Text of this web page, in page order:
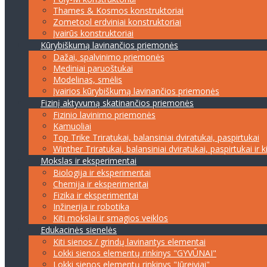
Thames & Kosmos konstruktoriai
Zometool erdviniai konstruktoriai
Įvairūs konstruktoriai
Kūrybiškumą lavinančios priemonės
Dažai, spalvinimo priemonės
Mediniai paruoštukai
Modelinas, smėlis
Įvairios kūrybiškumą lavinančios priemonės
Fizinį aktyvumą skatinančios priemonės
Fizinio lavinimo priemonės
Kamuoliai
Top Trike Triratukai, balansiniai dviratukai, paspirtukai
Winther Triratukai, balansiniai dviratukai, paspirtukai ir
Mokslas ir eksperimentai
Biologija ir eksperimentai
Chemija ir eksperimentai
Fizika ir eksperimentai
Inžinerija ir robotika
Kiti mokslai ir smagios veiklos
Edukacinės sienelės
Kiti sienos / grindų lavinantys elementai
Lokki sienos elementų rinkinys "GYVŪNAI"
Lokki sienos elementų rinkinys "Jūreiviai"